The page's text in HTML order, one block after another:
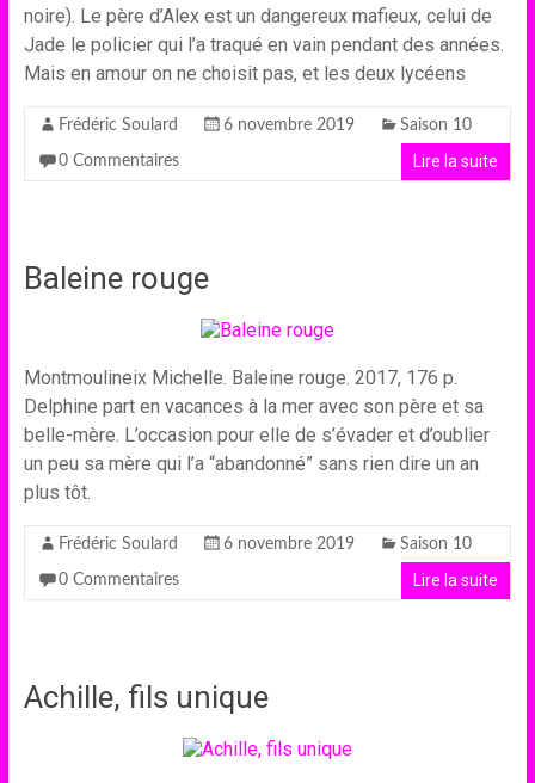
noire). Le père d’Alex est un dangereux mafieux, celui de
Jade le policier qui l’a traqué en vain pendant des années.
Mais en amour on ne choisit pas, et les deux lycéens
Frédéric Soulard 6 novembre 2019 Saison 10
0 Commentaires Lire la suite
Baleine rouge
Montmoulineix Michelle. Baleine rouge. 2017, 176 p.
Delphine part en vacances à la mer avec son père et sa
belle-mère. L’occasion pour elle de s’évader et d’oublier
un peu sa mère qui l’a “abandonné” sans rien dire un an
plus tôt.
Frédéric Soulard 6 novembre 2019 Saison 10
0 Commentaires Lire la suite
Achille, fils unique